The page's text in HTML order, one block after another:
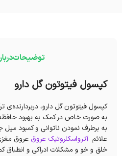
توضیحات
کپسول فیتوتون گل دارو
کپسول فیتوتون گل دارو،
به صورت خاص در کمک به بهبود
به برطرف نمودن ناتوانی و کمبود میل
علائم آترواسکلروتیک عروق عروق
خلق و خو و مشکلات ادراکی و انطباق